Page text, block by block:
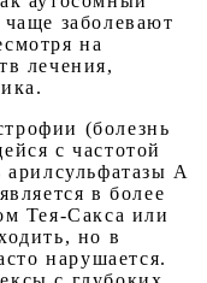
заболевают
на
лечения,
(болезнь
с частотой
арилсульфатазы А
в более
Тея-Сакса или
но в
нарушается.